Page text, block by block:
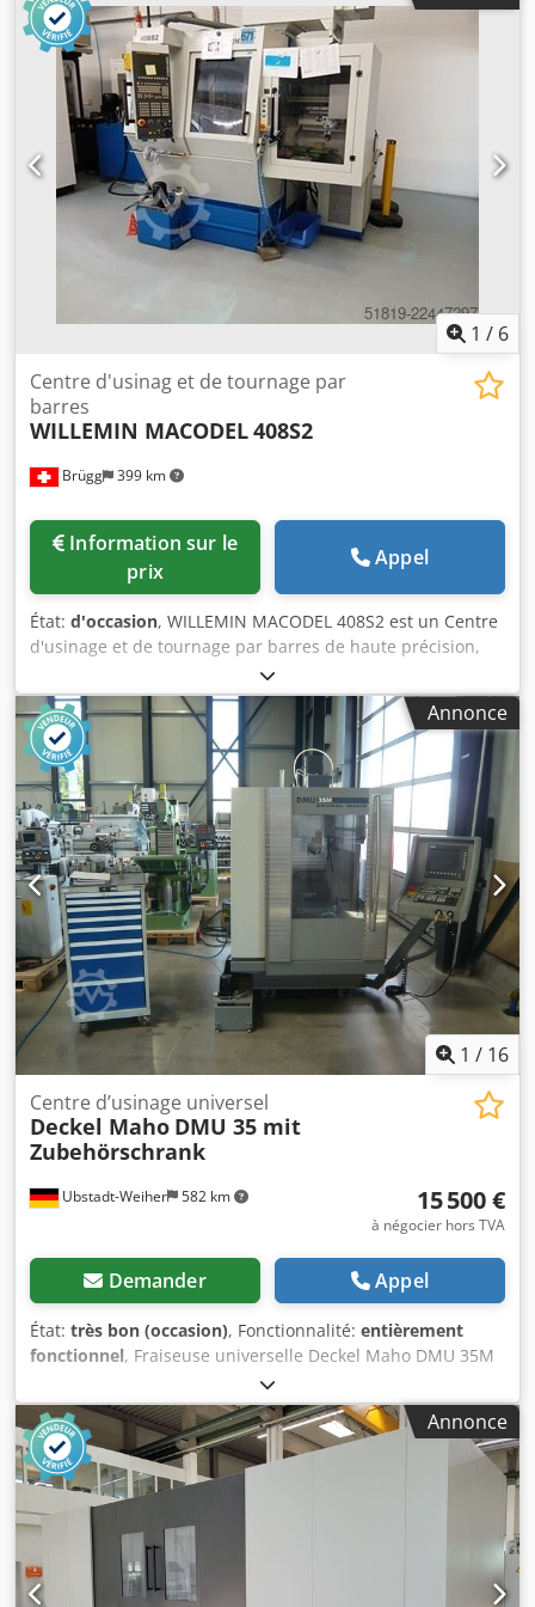
pour tolérances serrées en automobile, horlogerie,
aérospatial, médical et construction de machines.
Dcedpfxezqbhuj Alfek
1 / 6
Brügg 399 km
Centre d'usinag et de tournage par
barres
WILLEMIN MACODEL408S2
prix
Appel
État: d'occasion, WILLEMIN MACODEL 408S2 est un Centre
d'usinage et de tournage par barres de haute précision,
offrant grande exactitude et fiabilité. Courses X 250 mm, Y
200 mm, Z 310 mm; axe B -100°/+30°; résolution 0.0001;
passage de barre Ø32 mm; magasin 24 emplacements;
longueur outil 95 mm, poids max 1 kg; changement 0,8 s;
Ø avec emplacements libres 80 mm. Cône broche HSK E-
25, variateur jusqu'à 75'000 t/min; alimentation 50 Hz
3x400 V; puissance installée 16 kVA; poids env. 2300 kg;
dimensions L1840 x l2450 x H1385 mm. Accessoires:
palpeur Renishaw OMP 40-2, contrôle casse-outil BLUM
Nano NT, dispositif d'arrosage, aspiration brouillard
d'huile, filtre liquide, système d'incendie. Permet
d'atteindre des tolérances strictes; applications typiques:
horlogerie, médical, aéronautique, automobile et outillage.
Dcedpfx Alozqbhbefjk
Annonce
1 / 16
Ubstadt-Weiher 582 km
Centre d’usinage universel
Deckel Maho DMU 35 mit
Zubehörschrank
15 500 €
à négocier hors TVA
Demander Appel
État: très bon (occasion), Fonctionnalité: entièrement
fonctionnel, Fraiseuse universelle Deckel Maho DMU 35M
avec commande numérique Siemens 810 D ShopMill et
armoire à accessoires !! Caractéristiques techniques : >>
Année de fabrication : environ 2000 >> Siemens 810 D
ShopMill >> Plage de vitesses : 20 - 6 300 tr/min >>
Avance : 1 - 5 000 mm/min >> Course : 5 m >> Broche : SK-
40 >> Déplacements : X 350 mm / Y 240 mm / Z 340 mm >>
Table rotative universelle à pivotement 400 x 280 mm >>
Plage de rotation : 360 ° >> Plage de pivotement :
+105 / -15 ° >> Capacité de charge de la table : 100 kg >>
Annonce